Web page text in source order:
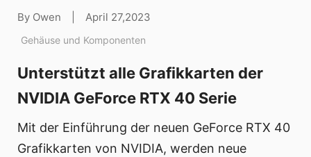
By Owen April 27,2023
Gehäuse und Komponenten
Unterstützt alle Grafikkarten der
NVIDIA GeForce RTX 40 Serie
Mit der Einführung der neuen GeForce RTX 40
Grafikkarten von NVIDIA, werden neue